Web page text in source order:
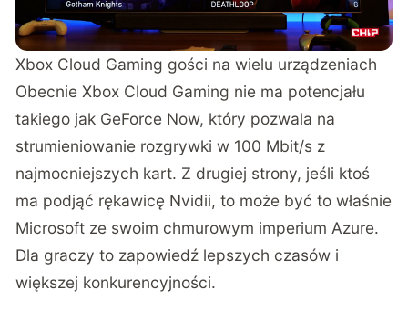
Xbox Cloud Gaming gości na wielu urządzeniach
Obecnie Xbox Cloud Gaming nie ma potencjału
takiego jak GeForce Now, który pozwala na
strumieniowanie rozgrywki w 100 Mbit/s z
najmocniejszych kart. Z drugiej strony, jeśli ktoś
ma podjąć rękawicę Nvidii, to może być to właśnie
Microsoft ze swoim chmurowym imperium Azure.
Dla graczy to zapowiedź lepszych czasów i
większej konkurencyjności.